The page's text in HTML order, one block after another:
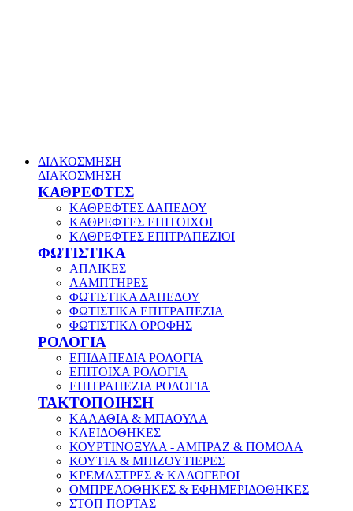
ΔΙΑΚΟΣΜΗΣΗ
ΔΙΑΚΟΣΜΗΣΗ
ΚΑΘΡΕΦΤΕΣ
ΚΑΘΡΕΦΤΕΣ ΔΑΠΕΔΟΥ
ΚΑΘΡΕΦΤΕΣ ΕΠΙΤΟΙΧΟΙ
ΚΑΘΡΕΦΤΕΣ ΕΠΙΤΡΑΠΕΖΙΟΙ
ΦΩΤΙΣΤΙΚΑ
ΑΠΛΙΚΕΣ
ΛΑΜΠΤΗΡΕΣ
ΦΩΤΙΣΤΙΚΑ ΔΑΠΕΔΟΥ
ΦΩΤΙΣΤΙΚΑ ΕΠΙΤΡΑΠΕΖΙΑ
ΦΩΤΙΣΤΙΚΑ ΟΡΟΦΗΣ
ΡΟΛΟΓΙΑ
ΕΠΙΔΑΠΕΔΙΑ ΡΟΛΟΓΙΑ
ΕΠΙΤΟΙΧΑ ΡΟΛΟΓΙΑ
ΕΠΙΤΡΑΠΕΖΙΑ ΡΟΛΟΓΙΑ
ΤΑΚΤΟΠΟΙΗΣΗ
ΚΑΛΑΘΙΑ & ΜΠΑΟΥΛΑ
ΚΛΕΙΔΟΘΗΚΕΣ
ΚΟΥΡΤΙΝΟΞΥΛΑ - ΑΜΠΡΑΖ & ΠΟΜΟΛΑ
ΚΟΥΤΙΑ & ΜΠΙΖΟΥΤΙΕΡΕΣ
ΚΡΕΜΑΣΤΡΕΣ & ΚΑΛΟΓΕΡΟΙ
ΟΜΠΡΕΛΟΘΗΚΕΣ & ΕΦΗΜΕΡΙΔΟΘΗΚΕΣ
ΣΤΟΠ ΠΟΡΤΑΣ